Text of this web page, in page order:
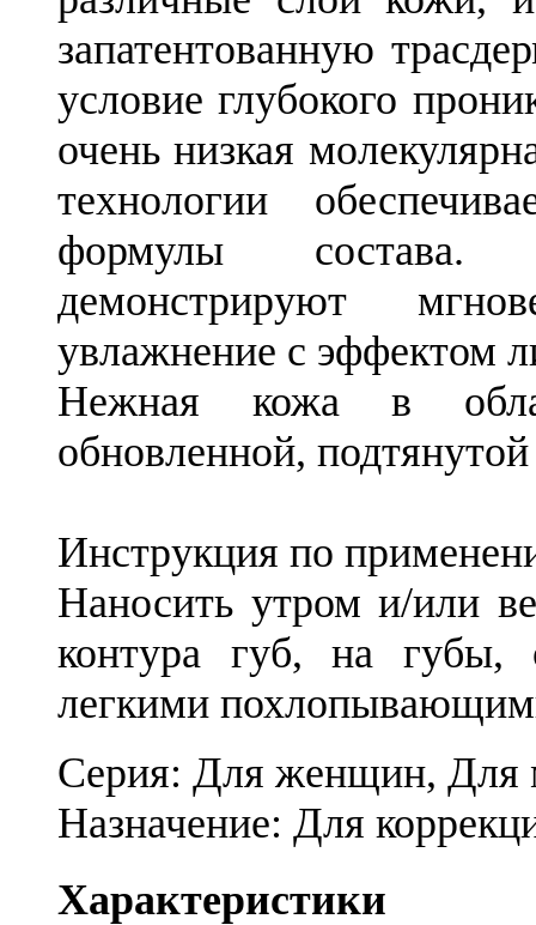
запатентованную
условие глубокого
очень низкая
технологии
формулы состава.
демонстрируют
увлажнение с эффектом
Нежная кожа в
обновленной,
Инструкция по
Наносить утром и/или
контура губ, на губы,
легкими
Серия: Для женщин, Для
Назначение: Для
Характеристики